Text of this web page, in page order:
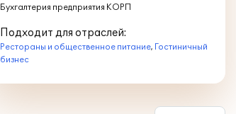
Бухгалтерия предприятия КОРП
Подходит для отраслей:
Рестораны и общественное питание, Гостиничный
бизнес